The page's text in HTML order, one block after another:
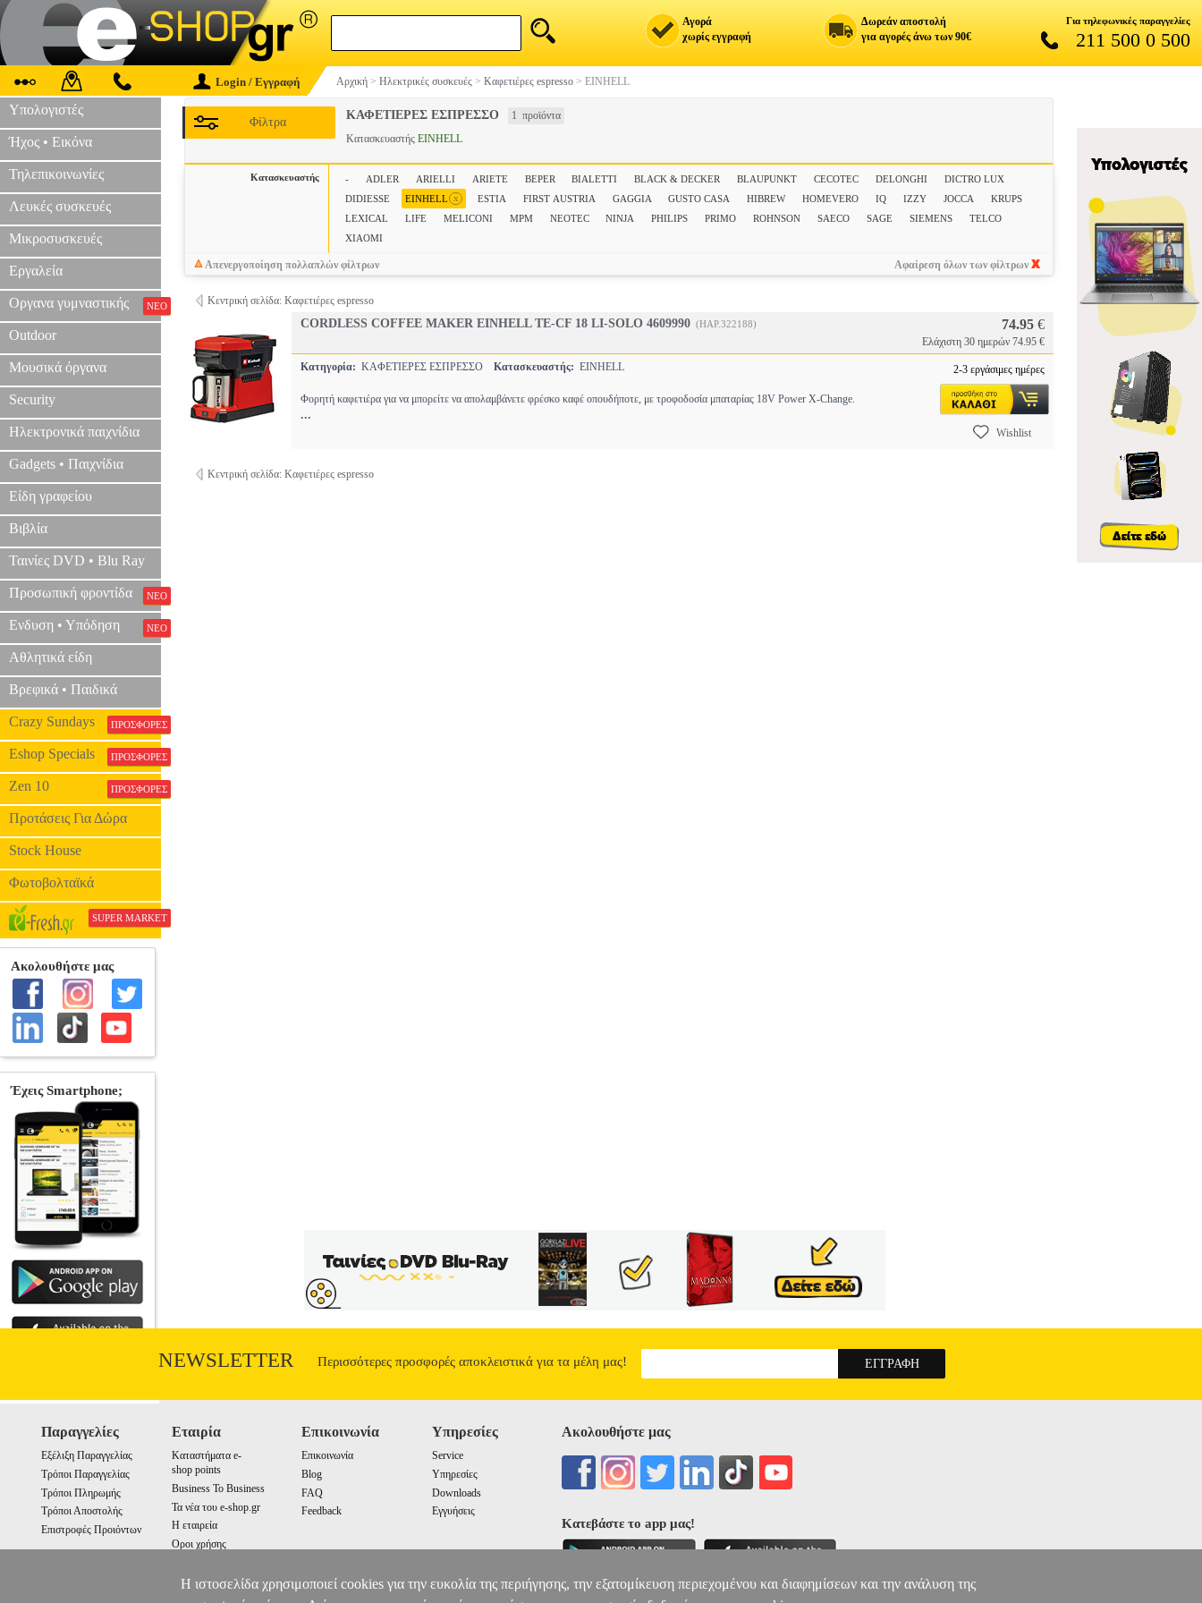
Αγορά
χωρίς εγγραφή
Δωρεάν αποστολή
για αγορές άνω των 90€
Για τηλεφωνικές παραγγελίες
211 500 0 500
Login / Εγγραφή Αρχική > Ηλεκτρικές συσκευές > Καφετιέρες espresso > EINHELL
Υπολογιστές
Ήχος • Εικόνα
Τηλεπικοινωνίες
Λευκές συσκευές
Μικροσυσκευές
Εργαλεία
Οργανα γυμναστικής ΝΕΟ
Outdoor
Μουσικά όργανα
Security
Ηλεκτρονικά παιχνίδια
Gadgets • Παιχνίδια
Είδη γραφείου
Βιβλία
Ταινίες DVD • Blu Ray
Προσωπική φροντίδα ΝΕΟ
Ενδυση • Υπόδηση ΝΕΟ
Αθλητικά είδη
Βρεφικά • Παιδικά
Crazy Sundays ΠΡΟΣΦΟΡΕΣ
Eshop Specials ΠΡΟΣΦΟΡΕΣ
Zen 10 ΠΡΟΣΦΟΡΕΣ
Προτάσεις Για Δώρα
Stock House
Φωτοβολταϊκά
SUPER MARKET
ΚΑΦΕΤΙΕΡΕΣ ΕΣΠΡΕΣΣΟ 1 προϊόντα
Φίλτρα
Κατασκευαστής EINHELL
Κατασκευαστής - ADLER ARIELLI ARIETE BEPER BIALETTI BLACK & DECKER BLAUPUNKT CECOTEC DELONGHI
DICTRO LUX
DIDIESSE
EINHELL x ESTIA FIRST AUSTRIA GAGGIA GUSTO CASA HIBREW HOMEVERO IQ IZZY JOCCA
KRUPS
LEXICAL
LIFE MELICONI MPM NEOTEC NINJA PHILIPS PRIMO ROHNSON SAECO SAGE SIEMENS
TELCO
XIAOMI
Απενεργοποίηση πολλαπλών φίλτρων Αφαίρεση όλων των φίλτρων
Κεντρική σελίδα: Καφετιέρες espresso
CORDLESS COFFEE MAKER EINHELL TE-CF 18 LI-SOLO 4609990 (HAP.322188) 74.95 €
Ελάχιστη 30 ημερών 74.95 €
Κατηγορία: ΚΑΦΕΤΙΕΡΕΣ ΕΣΠΡΕΣΣΟ Κατασκευαστής: EINHELL
Φορητή καφετιέρα για να μπορείτε να απολαμβάνετε φρέσκο καφέ οπουδήποτε, με τροφοδοσία μπαταρίας 18V Power X-Change.
...
2-3 εργάσιμες ημέρες
Wishlist
Κεντρική σελίδα: Καφετιέρες espresso
NEWSLETTER Περισσότερες προσφορές αποκλειστικά για τα μέλη μας!
Παραγγελίες
Εξέλιξη Παραγγελίας
Τρόποι Παραγγελίας
Τρόποι Πληρωμής
Τρόποι Αποστολής
Επιστροφές Προιόντων
Εταιρία
Καταστήματα e-
shop points
Business To Business
Τα νέα του e-shop.gr
Η εταιρεία
Οροι χρήσης
Επικοινωνία
Επικοινωνία
Blog
FAQ
Feedback
Υπηρεσίες
Service
Υπηρεσίες
Downloads
Εγγυήσεις
Ακολουθήστε μας
Κατεβάστε το app μας!
Η ιστοσελίδα χρησιμοποιεί cookies για την ευκολία της περιήγησης, την εξατομίκευση περιεχομένου και διαφημίσεων και την ανάλυση της